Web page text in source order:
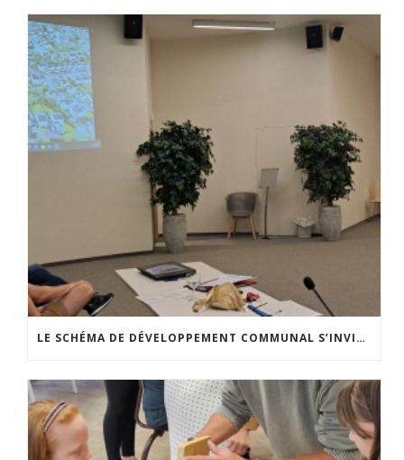
LE SCHÉMA DE DÉVELOPPEMENT COMMUNAL S’INVITE DANS LES CCATM DU HAINAUT